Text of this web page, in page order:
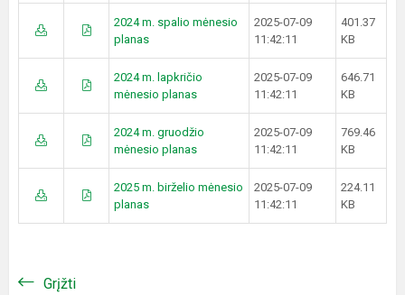
2024 m. spalio mėnesio
planas
2025-07-09
11:42:11
401.37
KB
2024 m. lapkričio
mėnesio planas
2025-07-09
11:42:11
646.71
KB
2024 m. gruodžio
mėnesio planas
2025-07-09
11:42:11
769.46
KB
2025 m. birželio mėnesio
planas
2025-07-09
11:42:11
224.11
KB
Grįžti